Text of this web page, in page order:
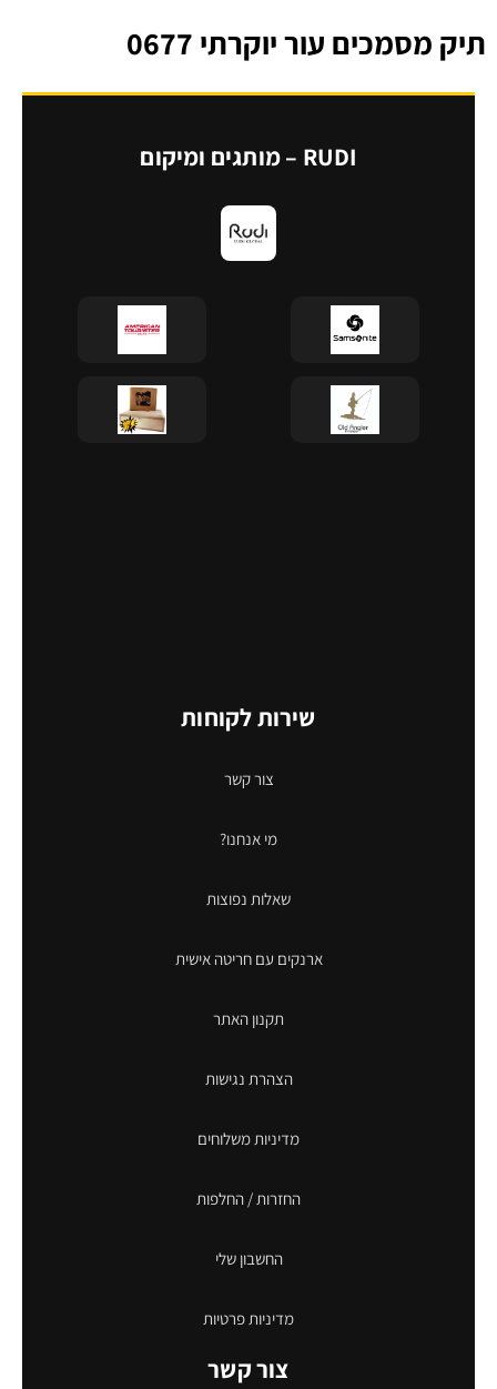
תיק מסמכים עור יוקרתי 0677
RUDI – מותגים ומיקום
שירות לקוחות
צור קשר
מי אנחנו?
שאלות נפוצות
ארנקים עם חריטה אישית
תקנון האתר
הצהרת נגישות
מדיניות משלוחים
החזרות / החלפות
החשבון שלי
מדיניות פרטיות
צור קשר